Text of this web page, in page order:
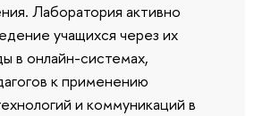
Лаборатория активно
учащихся через их
в онлайн-системах,
к применению
и коммуникаций в